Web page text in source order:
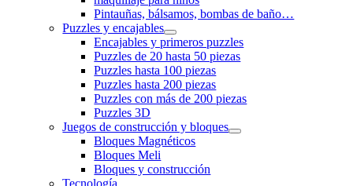
Pintauñas, bálsamos, bombas de baño…
Puzzles y encajables
Encajables y primeros puzzles
Puzzles de 20 hasta 50 piezas
Puzzles hasta 100 piezas
Puzzles hasta 200 piezas
Puzzles con más de 200 piezas
Puzzles 3D
Juegos de construcción y bloques
Bloques Magnéticos
Bloques Meli
Bloques y construcción
Tecnología